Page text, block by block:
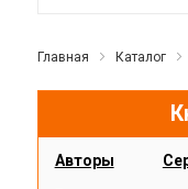
Главная Каталог
Авторы